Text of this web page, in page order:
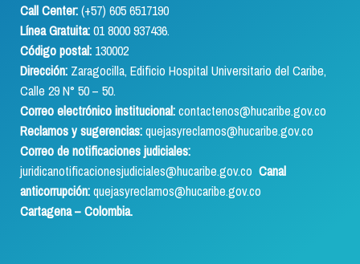
Call Center:(+57) 605 6517190
Línea Gratuita:01 8000 937436.
Código postal: 130002
Dirección: Zaragocilla, Edificio Hospital Universitario del Caribe,
Calle 29 N° 50 – 50.
Correo electrónico institucional:contactenos@hucaribe.gov.co
Reclamos y sugerencias:quejasyreclamos@hucaribe.gov.co
Correo de notificaciones judiciales:
juridicanotificacionesjudiciales@hucaribe.gov.co Canal
anticorrupción:quejasyreclamos@hucaribe.gov.co
Cartagena – Colombia.